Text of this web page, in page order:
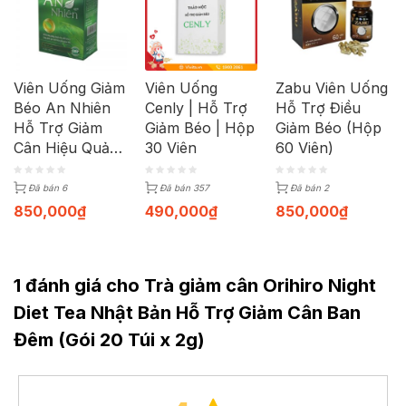
Viên Uống Giảm
Béo An Nhiên
Hỗ Trợ Giảm
Cân Hiệu Quả
(Hộp 40 Viên)
Đã bán 6
850,000₫
Viên Uống
Cenly | Hỗ Trợ
Giảm Béo | Hộp
30 Viên
Đã bán 357
490,000₫
Zabu Viên Uống
Hỗ Trợ Điều
Giảm Béo (Hộp
60 Viên)
Đã bán 2
850,000₫
1 đánh giá cho Trà giảm cân Orihiro Night
Diet Tea Nhật Bản Hỗ Trợ Giảm Cân Ban
Đêm (Gói 20 Túi x 2g)